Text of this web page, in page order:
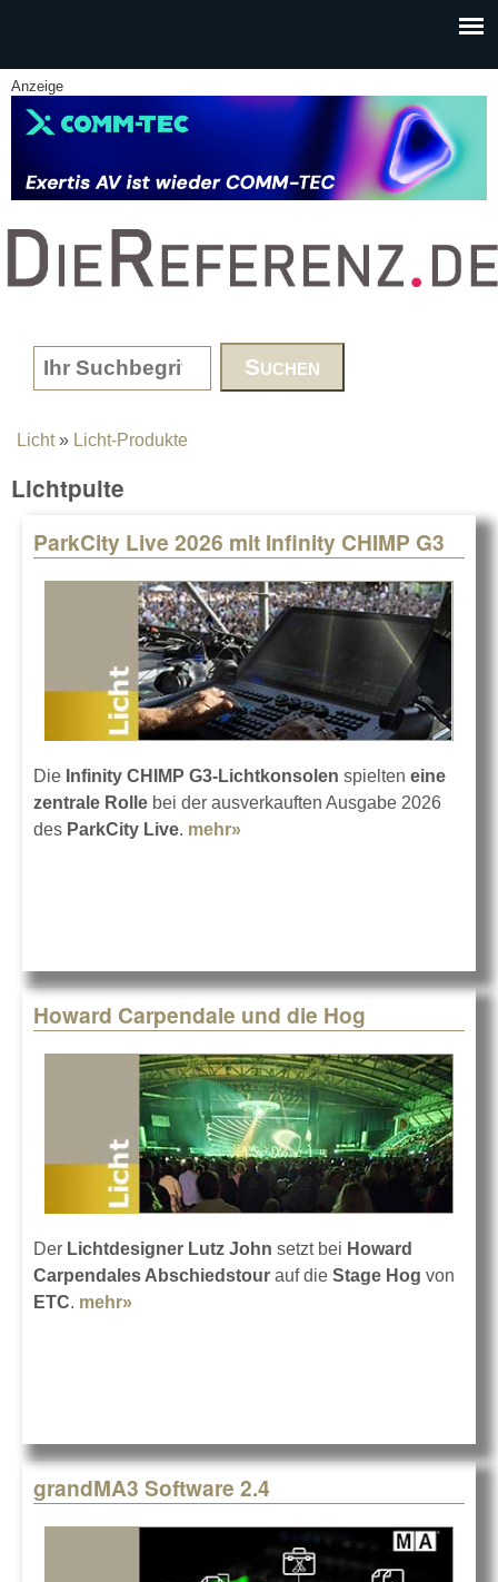
Anzeige
www.DieReferenz.de
Search form
You are here
Licht» Licht-Produkte
Lichtpulte
ParkCity Live 2026 mit Infinity CHIMP G3
Die Infinity CHIMP G3-Lichtkonsolen spielten eine
zentrale Rolle bei der ausverkauften Ausgabe 2026
des ParkCity Live. mehr»
Howard Carpendale und die Hog
Der Lichtdesigner Lutz John setzt bei Howard
Carpendales Abschiedstour auf die Stage Hog von
ETC. mehr»
grandMA3 Software 2.4
Pages